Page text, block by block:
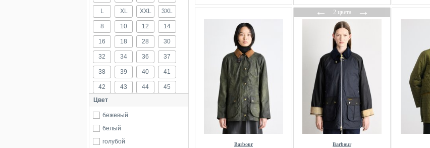
L XL XXL 3XL
8 10 12 14
16 18 28 30
32 34 36 37
38 39 40 41
42 43 44 45
46
52 54
60 62
Цвет
бежевый
белый
голубой
Barbour
←2 цвета→
Barbour